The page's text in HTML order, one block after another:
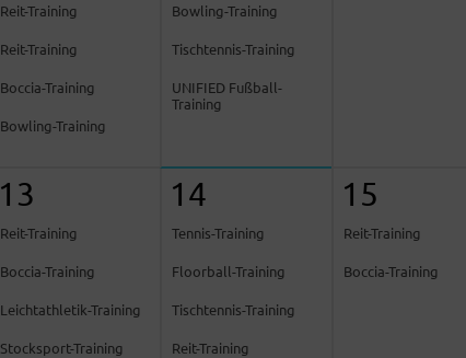
Reit-Training
Reit-Training
Boccia-Training
Bowling-Training
Bowling-Training
Tischtennis-Training
UNIFIED Fußball-
Training
13
Reit-Training
Boccia-Training
Leichtathletik-Training
Stocksport-Training
14
Tennis-Training
Floorball-Training
Tischtennis-Training
Reit-Training
15
Reit-Training
Boccia-Training